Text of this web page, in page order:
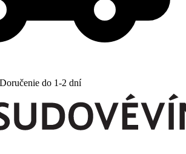
do 1-2 dní